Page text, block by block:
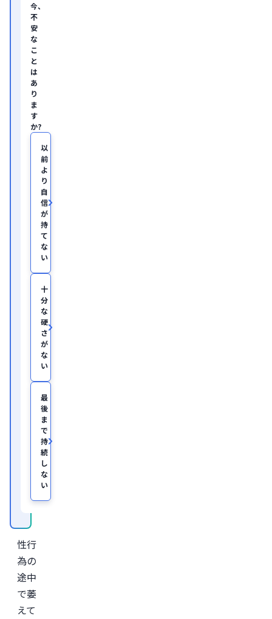
今、
不
安
な
こ
と
は
あ
り
ま
す
か?
以
前
よ
り
自
信
が
持
て
な
い
十
分
な
硬
さ
が
な
い
最
後
ま
で
持
続
し
な
い
性行
為の
途中
で萎
えて